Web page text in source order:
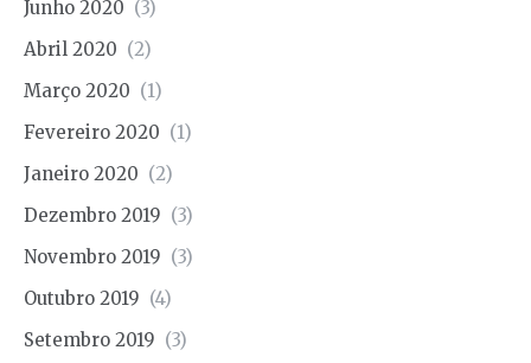
Junho 2020 (3)
Abril 2020 (2)
Março 2020 (1)
Fevereiro 2020 (1)
Janeiro 2020 (2)
Dezembro 2019 (3)
Novembro 2019 (3)
Outubro 2019 (4)
Setembro 2019 (3)